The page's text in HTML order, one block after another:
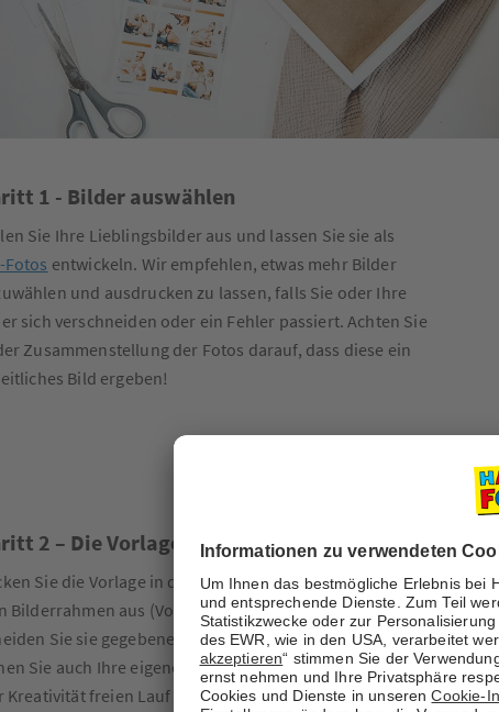
1 - Bilder auswählen
Sie Ihre Lieblingsbilder aus und lassen Sie sie als
Fotos entwickeln. Wir empfehlen, etwas mehr Bilder
und ausdrucken zu lassen, falls Sie oder Ihre
sich verschneiden oder ein Fehler passiert. Achten Sie
Zusammenstellung der Fotos darauf, dass diese ein
Bild ergeben!
2 – Die Vorlage
Sie die Vorlage in der entsprechenden Größe für
Bilderrahmen aus (Vorlage für13x18und19x23) und
Sie sie gegebenenfalls noch zurecht. Alternativ
Sie auch Ihre eigene Vorlage gestalten und dabei
Kreativität freien Lauf lassen. Schneiden Sie dazu